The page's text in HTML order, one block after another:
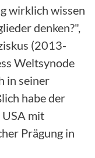
wirklich wissen
denken?",
(2013-
Weltsynode
in seiner
habe der
USA mit
Prägung in